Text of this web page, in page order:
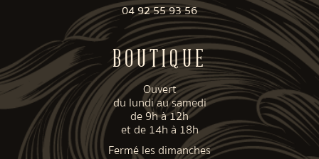
04 92 55 93 56
BOUTIQUE
Ouvert
du lundi au samedi
de 9h à 12h
et de 14h à 18h
Fermé les dimanches